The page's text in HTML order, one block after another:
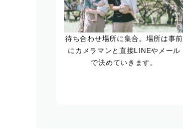
待ち合わせ場所に集合。場所は事前
にカメラマンと直接LINEやメール
で決めていきます。